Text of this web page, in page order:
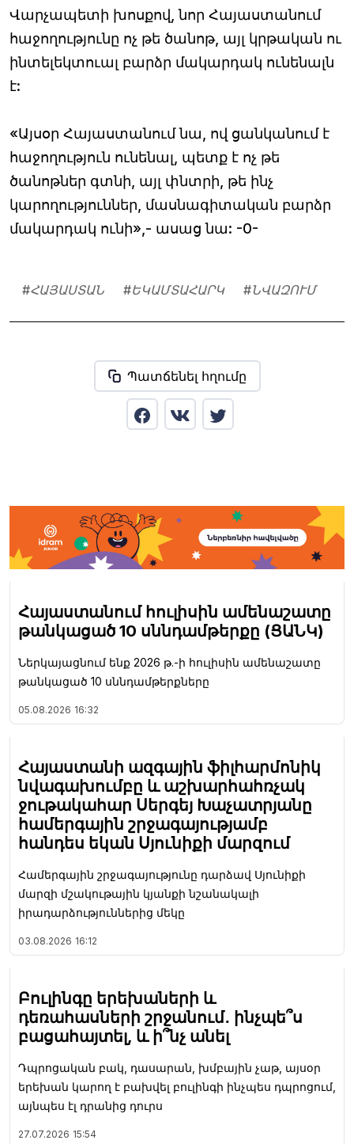
Վարչապետի խոսքով, նոր Հայաստանում
հաջողությունը ոչ թե ծանոթ, այլ կրթական ու
ինտելեկտուալ բարձր մակարդակ ունենալն
է:
«Այսօր Հայաստանում նա, ով ցանկանում է
հաջողություն ունենալ, պետք է ոչ թե
ծանոթներ գտնի, այլ փնտրի, թե ինչ
կարողություններ, մասնագիտական բարձր
մակարդակ ունի»,- ասաց նա: -0-
#ՀԱՅԱՍՏԱՆ #ԵԿԱՄՏԱՀԱՐԿ #ՆՎԱԶՈՒՄ
Պատճենել հղումը
Հայաստանում հուլիսին ամենաշատը
թանկացած 10 սննդամթերքը (ՑԱՆԿ)
Ներկայացնում ենք 2026 թ.-ի հուլիսին ամենաշատը
թանկացած 10 սննդամթերքները
05.08.2026 16:32
Հայաստանի ազգային ֆիլհարմոնիկ
նվագախումբը և աշխարհահռչակ
ջութակահար Սերգեյ Խաչատրյանը
համերգային շրջագայությամբ
հանդես եկան Սյունիքի մարզում
Համերգային շրջագայությունը դարձավ Սյունիքի
մարզի մշակութային կյանքի նշանակալի
իրադարձություններից մեկը
03.08.2026 16:12
Բուլինգը երեխաների և
դեռահասների շրջանում․ ինչպե՞ս
բացահայտել, և ի՞նչ անել
Դպրոցական բակ, դասարան, խմբային չաթ, այսօր
երեխան կարող է բախվել բուլինգի ինչպես դպրոցում,
այնպես էլ դրանից դուրս
27.07.2026 15:54